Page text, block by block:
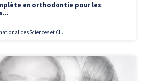
en orthodontie pour les
des Sciences et Cl...